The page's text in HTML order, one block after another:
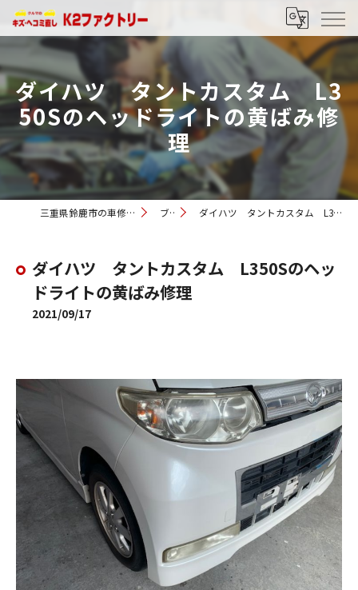
ダイハツ タントカスタム L3
50Sのヘッドライトの黄ばみ修
理
三重県鈴鹿市の車修理ならK2ファクトリー ブログ ダイハツ タントカスタム L350Sのヘッドライトの黄ばみ修理
ダイハツ タントカスタム L350Sのヘッ
ドライトの黄ばみ修理
2021/09/17